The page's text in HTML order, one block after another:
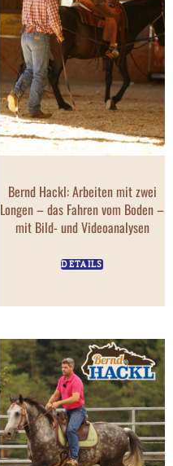
Bernd Hackl: Arbeiten mit zwei
Longen – das Fahren vom Boden –
mit Bild- und Videoanalysen
DETAILS